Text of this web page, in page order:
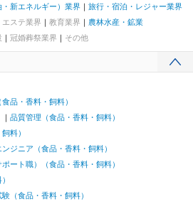
新エネルギー）業界
旅行・宿泊・レジャー業界
ステ業界 教育業界
農林水産・鉱業
冠婚葬祭業界 その他
品・香料・飼料）
品質管理（食品・香料・飼料）
料）
ジニア（食品・香料・飼料）
ート職）（食品・香料・飼料）
（食品・香料・飼料）